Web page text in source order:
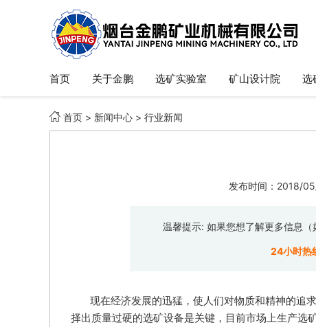
首页 关于金鹏 选矿实验室 矿山设计院 选
 首页 > 新闻中心 > 行业新闻
发布时间：2018/
温馨提示: 如果您想了解更多信息（
24小时热
现在经济发展的迅猛，使人们对物质和精神的追
择出质量过硬的选矿设备是关键，目前市场上生产选